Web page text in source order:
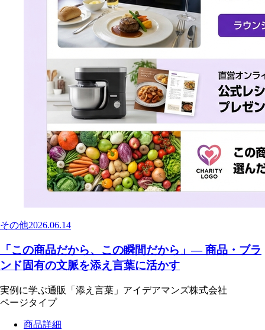
その他2026.06.14
「この商品だから、この瞬間だから」— 商品・ブラ
ンド固有の文脈を添え言葉に活かす
実例に学ぶ通販「添え言葉」 アイデアマンズ株式会社
ページタイプ
商品詳細